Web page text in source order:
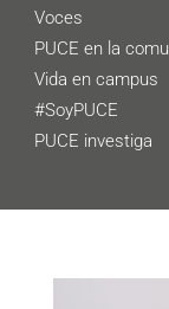
Voces
PUCE en la
Vida en campus
#SoyPUCE
PUCE investiga